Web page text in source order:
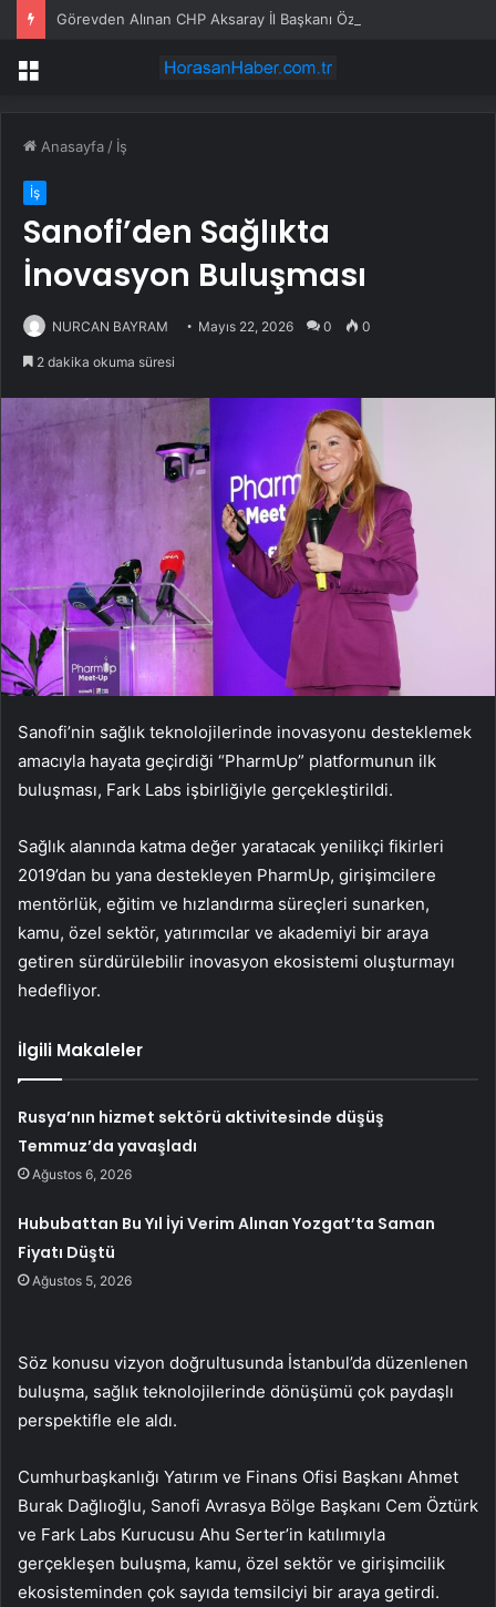
Menü
Anasayfa / İş
İş
Sanofi’den Sağlıkta
İnovasyon Buluşması
NURCAN BAYRAM Mayıs 22, 2026 0 0
2 dakika okuma süresi
Sanofi’nin sağlık teknolojilerinde inovasyonu desteklemek
amacıyla hayata geçirdiği “PharmUp” platformunun ilk
buluşması, Fark Labs işbirliğiyle gerçekleştirildi.
Sağlık alanında katma değer yaratacak yenilikçi fikirleri
2019’dan bu yana destekleyen PharmUp, girişimcilere
mentörlük, eğitim ve hızlandırma süreçleri sunarken,
kamu, özel sektör, yatırımcılar ve akademiyi bir araya
getiren sürdürülebilir inovasyon ekosistemi oluşturmayı
hedefliyor.
İlgili Makaleler
Rusya’nın hizmet sektörü aktivitesinde düşüş
Temmuz’da yavaşladı
Ağustos 6, 2026
Hububattan Bu Yıl İyi Verim Alınan Yozgat’ta Saman
Fiyatı Düştü
Ağustos 5, 2026
Söz konusu vizyon doğrultusunda İstanbul’da düzenlenen
buluşma, sağlık teknolojilerinde dönüşümü çok paydaşlı
perspektifle ele aldı.
Cumhurbaşkanlığı Yatırım ve Finans Ofisi Başkanı Ahmet
Burak Dağlıoğlu, Sanofi Avrasya Bölge Başkanı Cem Öztürk
ve Fark Labs Kurucusu Ahu Serter’in katılımıyla
gerçekleşen buluşma, kamu, özel sektör ve girişimcilik
ekosisteminden çok sayıda temsilciyi bir araya getirdi.